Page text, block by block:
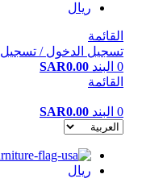
ريال
القائمة
تسجيل الدخول / تسجيل
0 البند SAR0.00
القائمة
0 البند SAR0.00
ريال